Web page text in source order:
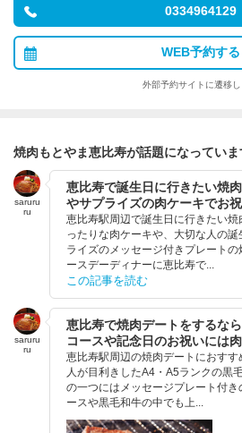
0334964129
WEB予約する
外部予約サイトに遷移
焼肉もとやま恵比寿が話題になっていま
saruru
ru
恵比寿で誕生日に行きたい焼
やサプライズの肉ケーキでお祝
恵比寿駅周辺で誕生日に行きたい
ったりな肉ケーキや、大切な人の
ライズのメッセージ付きプレート
ースデーディナーに恵比寿で...
この記事を読む
saruru
ru
恵比寿で焼肉デートをするな
コースや記念日のお祝いには
恵比寿駅周辺の焼肉デートにおす
人が目利きしたA4・A5ランクの黒
の一つにはメッセージプレート付
ースや黒毛和牛の中でも上...